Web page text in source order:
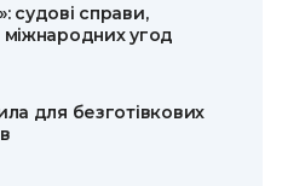
судові справи,
міжнародних угод
для безготівкових